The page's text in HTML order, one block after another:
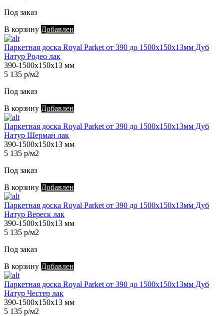
Под заказ
В корзину Добавлен
Паркетная доска Royal Parket от 390 до 1500х150х13мм Дуб
Натур Родео лак
390-1500х150х13 мм
5 135 р/м2
Под заказ
В корзину Добавлен
Паркетная доска Royal Parket от 390 до 1500х150х13мм Дуб
Натур Шерман лак
390-1500х150х13 мм
5 135 р/м2
Под заказ
В корзину Добавлен
Паркетная доска Royal Parket от 390 до 1500х150х13мм Дуб
Натур Вереск лак
390-1500х150х13 мм
5 135 р/м2
Под заказ
В корзину Добавлен
Паркетная доска Royal Parket от 390 до 1500х150х13мм Дуб
Натур Честер лак
390-1500х150х13 мм
5 135 р/м2